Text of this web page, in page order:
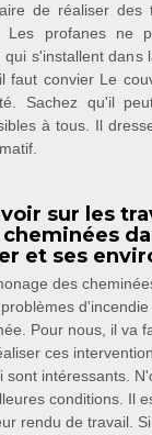
de réaliser des
Les profanes ne
qui s'installent dans
faut convier Le
Sachez qu'il
à tous. Il
sur les
et ses
des
Pour nous, il va
ces
sont intéressants.
conditions. Il
rendu de travail.